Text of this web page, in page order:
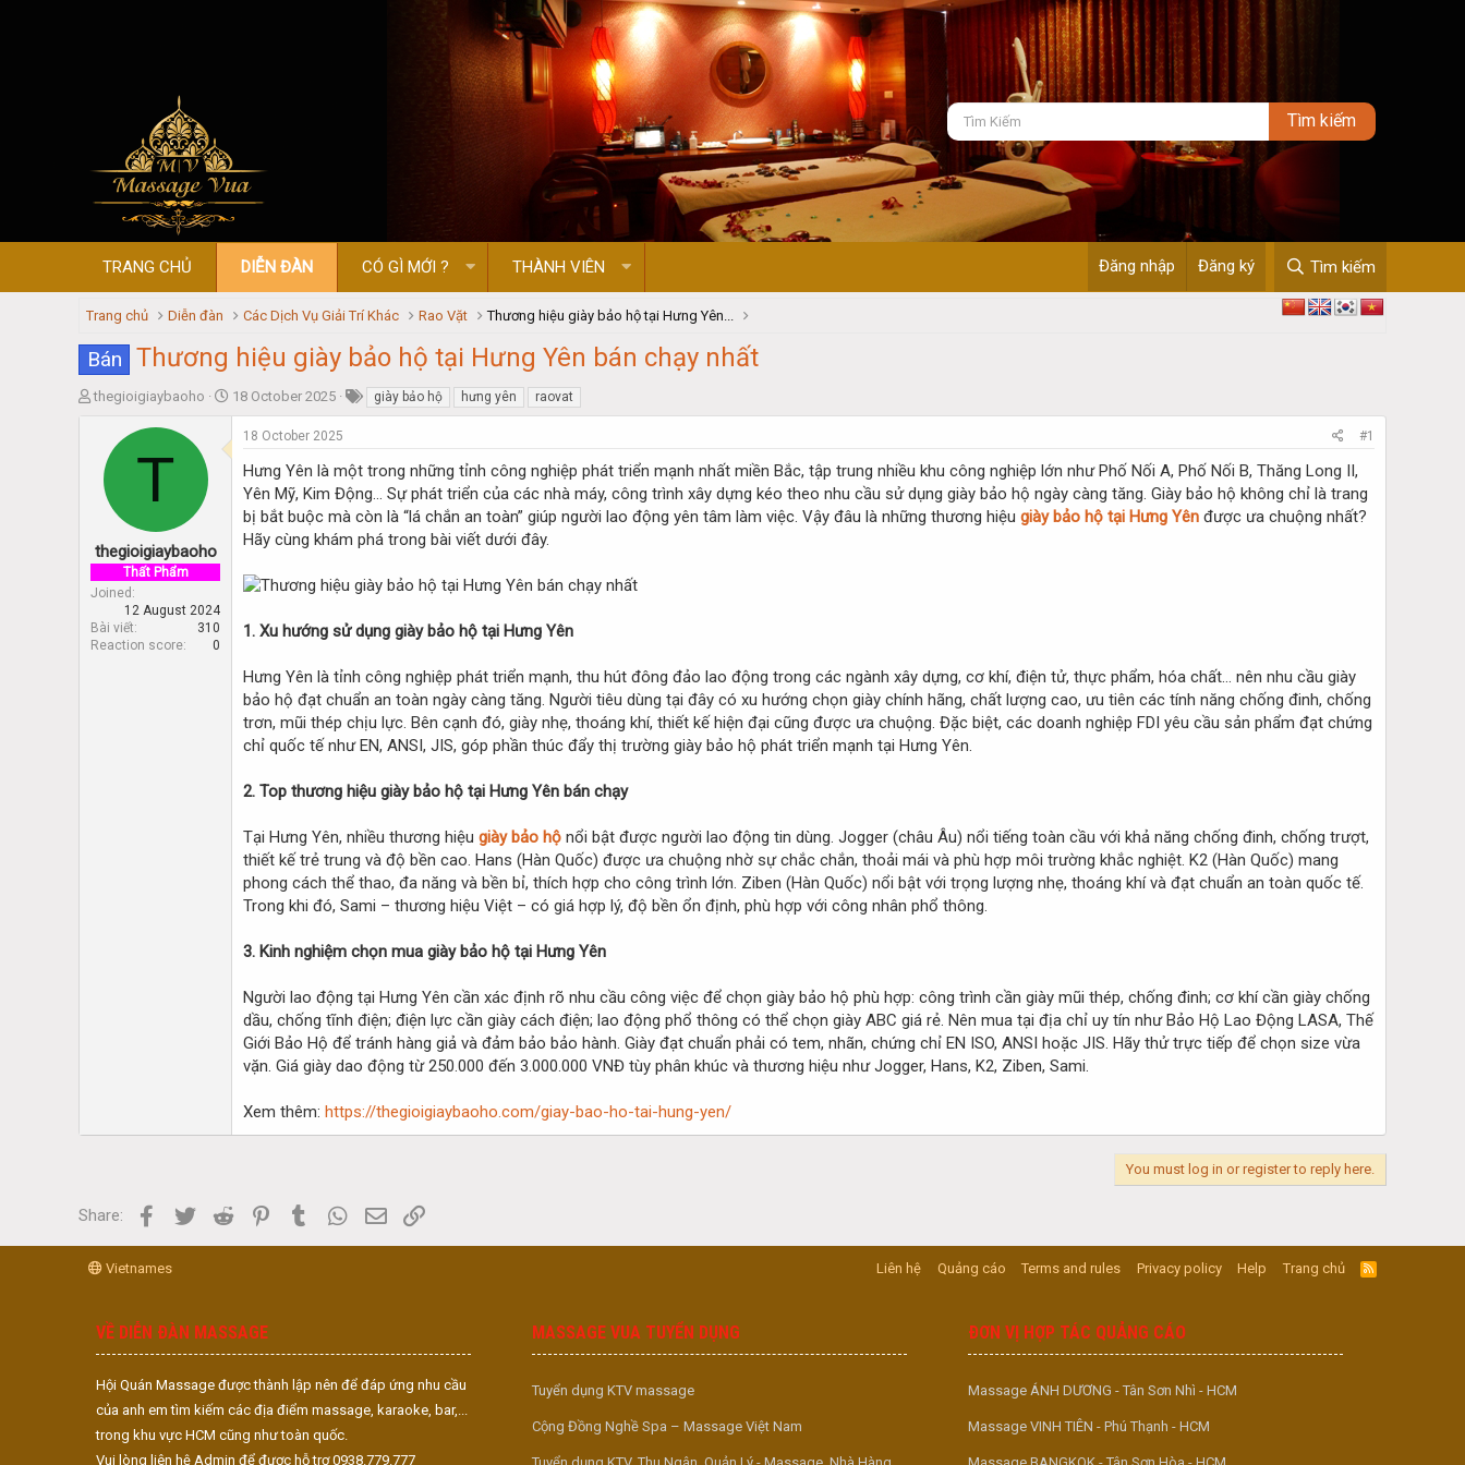
TRANG CHỦ DIỄN ĐÀN CÓ GÌ MỚI ? THÀNH VIÊN Đăng nhập Đăng ký Tìm kiếm
Trang chủ Diễn đàn Các Dịch Vụ Giải Trí Khác Rao Vặt Thương hiệu giày bảo hộ tại Hưng Yên...
Bán Thương hiệu giày bảo hộ tại Hưng Yên bán chạy nhất
T
a
t
r
thegioigiaybaoho
S
t
18 October 2025 giày bảo hộ hưng yên raovat
T
thegioigiaybaoho
Thất Phẩm
Joined
12 August 2024
Bài viết
310
Reaction score
0
18 October 2025 #1
Hưng Yên là một trong những tỉnh công nghiệp phát triển mạnh nhất miền Bắc, tập trung nhiều khu công nghiệp lớn như Phố Nối A, Phố Nối B, Thăng Long II,
Yên Mỹ, Kim Động… Sự phát triển của các nhà máy, công trình xây dựng kéo theo nhu cầu sử dụng giày bảo hộ ngày càng tăng. Giày bảo hộ không chỉ là trang
bị bắt buộc mà còn là “lá chắn an toàn” giúp người lao động yên tâm làm việc. Vậy đâu là những thương hiệu giày bảo hộ tại Hưng Yên được ưa chuộng nhất?
Hãy cùng khám phá trong bài viết dưới đây.
1. Xu hướng sử dụng giày bảo hộ tại Hưng Yên
Hưng Yên là tỉnh công nghiệp phát triển mạnh, thu hút đông đảo lao động trong các ngành xây dựng, cơ khí, điện tử, thực phẩm, hóa chất… nên nhu cầu giày
bảo hộ đạt chuẩn an toàn ngày càng tăng. Người tiêu dùng tại đây có xu hướng chọn giày chính hãng, chất lượng cao, ưu tiên các tính năng chống đinh, chống
trơn, mũi thép chịu lực. Bên cạnh đó, giày nhẹ, thoáng khí, thiết kế hiện đại cũng được ưa chuộng. Đặc biệt, các doanh nghiệp FDI yêu cầu sản phẩm đạt chứng
chỉ quốc tế như EN, ANSI, JIS, góp phần thúc đẩy thị trường giày bảo hộ phát triển mạnh tại Hưng Yên.
2. Top thương hiệu giày bảo hộ tại Hưng Yên bán chạy
Tại Hưng Yên, nhiều thương hiệu giày bảo hộ nổi bật được người lao động tin dùng. Jogger (châu Âu) nổi tiếng toàn cầu với khả năng chống đinh, chống trượt,
thiết kế trẻ trung và độ bền cao. Hans (Hàn Quốc) được ưa chuộng nhờ sự chắc chắn, thoải mái và phù hợp môi trường khắc nghiệt. K2 (Hàn Quốc) mang
phong cách thể thao, đa năng và bền bỉ, thích hợp cho công trình lớn. Ziben (Hàn Quốc) nổi bật với trọng lượng nhẹ, thoáng khí và đạt chuẩn an toàn quốc tế.
Trong khi đó, Sami – thương hiệu Việt – có giá hợp lý, độ bền ổn định, phù hợp với công nhân phổ thông.
3. Kinh nghiệm chọn mua giày bảo hộ tại Hưng Yên
Người lao động tại Hưng Yên cần xác định rõ nhu cầu công việc để chọn giày bảo hộ phù hợp: công trình cần giày mũi thép, chống đinh; cơ khí cần giày chống
dầu, chống tĩnh điện; điện lực cần giày cách điện; lao động phổ thông có thể chọn giày ABC giá rẻ. Nên mua tại địa chỉ uy tín như Bảo Hộ Lao Động LASA, Thế
Giới Bảo Hộ để tránh hàng giả và đảm bảo bảo hành. Giày đạt chuẩn phải có tem, nhãn, chứng chỉ EN ISO, ANSI hoặc JIS. Hãy thử trực tiếp để chọn size vừa
vặn. Giá giày dao động từ 250.000 đến 3.000.000 VNĐ tùy phân khúc và thương hiệu như Jogger, Hans, K2, Ziben, Sami.
Xem thêm: https://thegioigiaybaoho.com/giay-bao-ho-tai-hung-yen/
You must log in or register to reply here.
Share: Facebook
Twitter Reddit PinterestTumblr WhatsApp
Email
Vietnames Liên hệ Quảng cáo Terms and rules Privacy policy Help Trang chủ
R
S
VỀ DIỄN ĐÀN MASSAGE
Hội Quán Massage được thành lập nên để đáp ứng nhu cầu
của anh em tìm kiếm các địa điểm massage, karaoke, bar,...
trong khu vực HCM cũng như toàn quốc.
Vui lòng liên hệ Admin để được hỗ trợ 0938.779.777
MASSAGE VUA TUYỂN DỤNG
Tuyển dụng KTV massage
Cộng Đồng Nghề Spa – Massage Việt Nam
ĐƠN VỊ HỢP TÁC QUẢNG CÁO
Massage ÁNH DƯƠNG - Tân Sơn Nhì - HCM
Massage VINH TIÊN - Phú Thạnh - HCM